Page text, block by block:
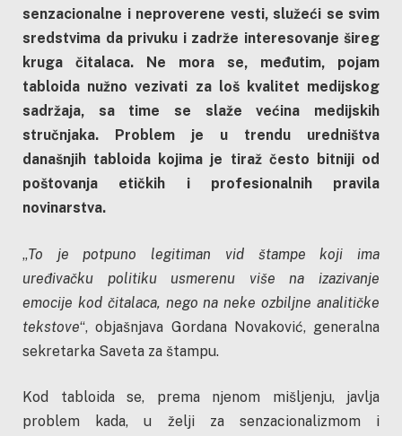
senzacionalne i neproverene vesti, služeći se svim
sredstvima da privuku i zadrže interesovanje šireg
kruga čitalaca. Ne mora se, međutim, pojam
tabloida nužno vezivati za loš kvalitet medijskog
sadržaja, sa time se slaže većina medijskih
stručnjaka. Problem je u trendu uredništva
današnjih tabloida kojima je tiraž često bitniji od
poštovanja etičkih i profesionalnih pravila
novinarstva.
„To je potpuno legitiman vid štampe koji ima
uređivačku politiku usmerenu više na izazivanje
emocije kod čitalaca, nego na neke ozbiljne analitičke
tekstove“, objašnjava Gordana Novaković, generalna
sekretarka Saveta za štampu.
Kod tabloida se, prema njenom mišljenju, javlja
problem kada, u želji za senzacionalizmom i